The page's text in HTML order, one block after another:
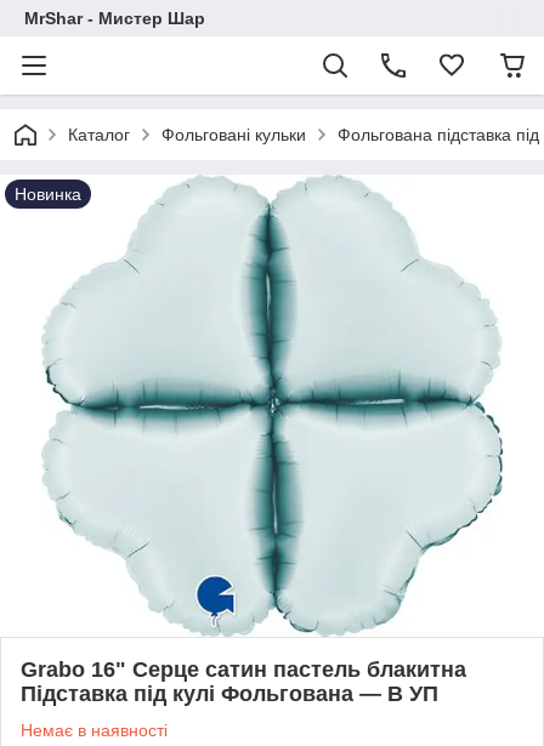
MrShar - Мистер Шар
Каталог Фольговані кульки Фольгована підставка під
Новинка
Grabo 16" Серце сатин пастель блакитна
Підставка під кулі Фольгована — В УП
Немає в наявності